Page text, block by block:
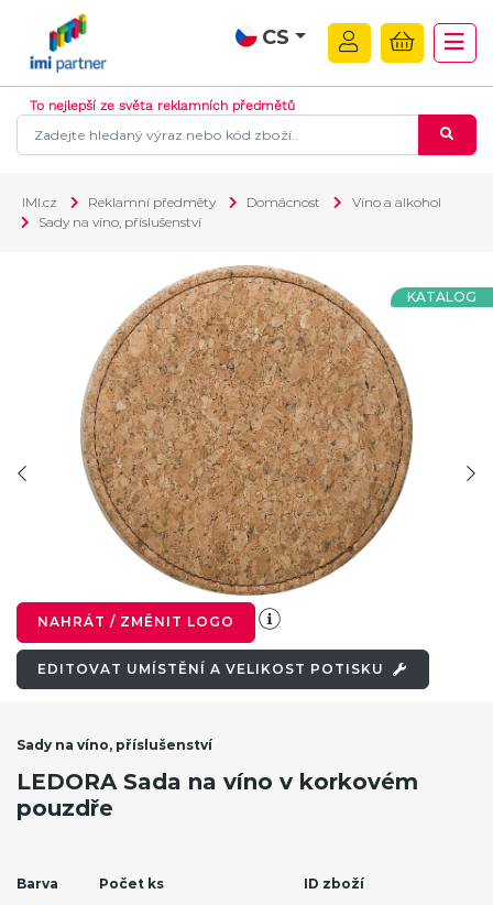
CS
To nejlepší ze světa reklamních předmětů
IMI.cz Reklamní předměty Domácnost
Víno a alkohol
Sady na víno, příslušenství
KATALOG
NAHRÁT / ZMĚNIT LOGO
EDITOVAT UMÍSTĚNÍ A VELIKOST POTISKU
Sady na víno, příslušenství
LEDORA Sada na víno v korkovém
pouzdře
Barva Počet ks ID zboží